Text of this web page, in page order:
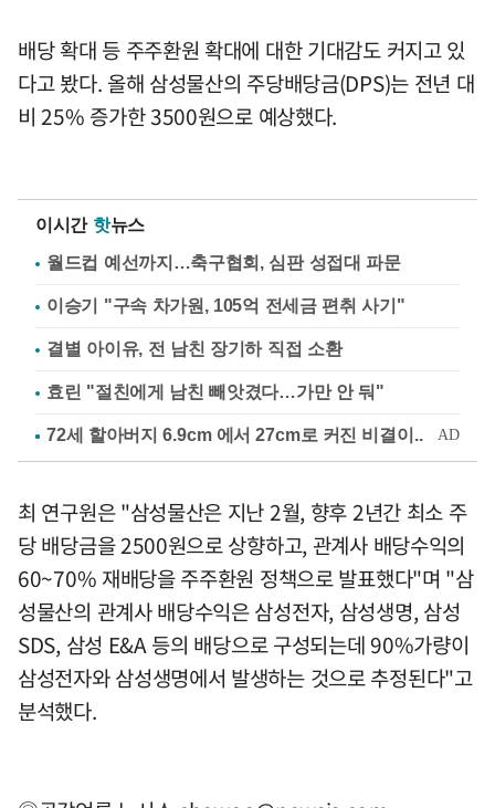
배당 확대 등 주주환원 확대에 대한 기대감도 커지고 있
다고 봤다. 올해 삼성물산의 주당배당금(DPS)는 전년 대
비 25% 증가한 3500원으로 예상했다.
이시간 핫뉴스
월드컵 예선까지…축구협회, 심판 성접대 파문
이승기 "구속 차가원, 105억 전세금 편취 사기"
결별 아이유, 전 남친 장기하 직접 소환
효린 "절친에게 남친 빼앗겼다…가만 안 둬"
최 연구원은 "삼성물산은 지난 2월, 향후 2년간 최소 주
당 배당금을 2500원으로 상향하고, 관계사 배당수익의
60~70% 재배당을 주주환원 정책으로 발표했다"며 "삼
성물산의 관계사 배당수익은 삼성전자, 삼성생명, 삼성
SDS, 삼성 E&A 등의 배당으로 구성되는데 90%가량이
삼성전자와 삼성생명에서 발생하는 것으로 추정된다"고
분석했다.